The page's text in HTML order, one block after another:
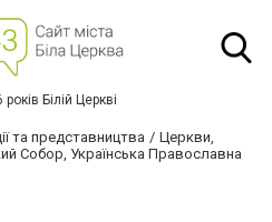
років Білій Церкві
та представництва
Церкви,
Собор, Українська Православна